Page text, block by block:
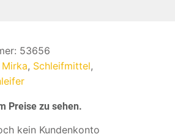
53656
Mirka, Schleifmittel,
Preise zu sehen.
kein Kundenkonto